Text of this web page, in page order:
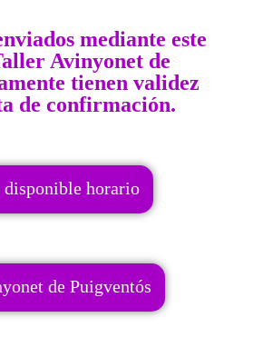
mediante este
Avinyonet de
tienen validez
de confirmación.
disponible horario
de Puigventós